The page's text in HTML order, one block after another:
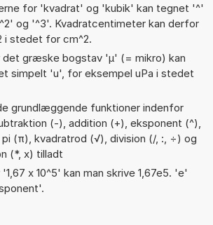
for 'kvadrat' og 'kubik' kan tegnet '^'
og '^3'. Kvadratcentimeter kan derfor
i stedet for cm^2.
græske bogstav 'µ' (= mikro) kan
simpelt 'u', for eksempel uPa i stedet
grundlæggende funktioner indenfor
(-), addition (+), eksponent (^),
(π), kvadratrod (√), division (/, :, ÷) og
(*, x) tilladt
x 10^5' kan man skrive 1,67e5. 'e'